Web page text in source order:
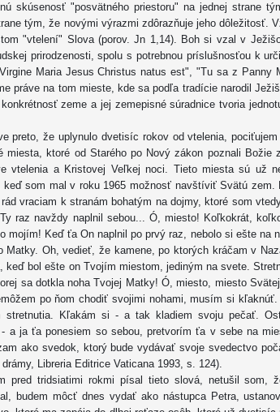
skúsenosť "posvätného priestoru" na jednej strane
tým, že novými výrazmi zdôrazňuje jeho dôležitosť.
"vtelení" Slova (porov. Jn 1,14). Boh si vzal v
prirodzenosti, spolu s potrebnou príslušnosťou k
Maria Jesus Christus natus est", "Tu sa z Panny
práve na tom mieste, kde sa podľa tradície narodil
zeme a jej zemepisné súradnice tvoria
preto, že uplynulo dvetisíc rokov od vtelenia,
miesta, ktoré od Starého po Nový zákon poznali Božie
vtelenia a Kristovej Veľkej noci. Tieto miesta sú už
keď som mal v roku 1965 možnosť navštíviť Svätú zem.
vraciam k stranám bohatým na dojmy, ktoré som
raz navždy naplnil sebou... Ó, miesto! Koľkokrát,
mojím! Keď ťa On naplnil po prvý raz, nebolo si ešte na
Matky. Oh, vedieť, že kamene, po ktorých kráčam v
keď bol ešte on Tvojím miestom, jediným na svete.
sa dotkla noha Tvojej Matky! Ó, miesto, miesto
po ňom chodiť svojimi nohami, musím si
stretnutia. Kľakám si - a tak kladiem svoju pečať.
a ja ťa ponesiem so sebou, pretvorím ťa v sebe na
ako svedok, ktorý bude vydávať svoje svedectvo
drámy, Libreria Editrice Vaticana 1993, s. 124).
pred tridsiatimi rokmi písal tieto slová, netušil som,
budem môcť dnes vydať ako nástupca Petra,